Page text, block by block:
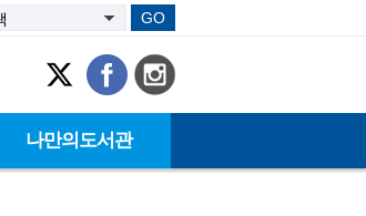
GO
나만의도서관